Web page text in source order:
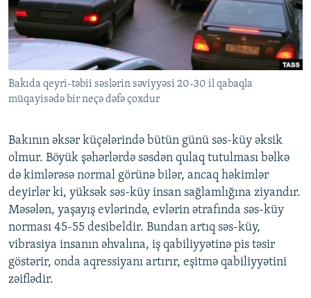
İNFOQRAFIKA
KARIKATURA
AZƏRBAYCAN ƏDƏBIYYATI KITABXANASI
İSLAM VƏ DEMOKRATIYA
İZ - MƏDƏNIYYƏT PROQRAMI
MISSIYAMIZ
PEŞƏ ETIKASI VƏ JURNALISTIKA STANDARTLARIMIZ
MATERIALLARIMIZDAN ISTIFADƏ
AZADLIQRADIOSU MOBIL TELEFONUNUZDA
XƏBƏR BÜLLETENLƏRIMIZ
BIZI IZLƏ
RFE/RL-in bütün saytları
Bakıda qeyri-təbii səslərin səviyyəsi 20-30 il qabaqla
müqayisədə bir neçə dəfə çoxdur
Bakının əksər küçələrində bütün günü səs-küy əksik
olmur. Böyük şəhərlərdə səsdən qulaq tutulması bəlkə
də kimlərəsə normal görünə bilər, ancaq həkimlər
deyirlər ki, yüksək səs-küy insan sağlamlığına ziyandır.
Məsələn, yaşayış evlərində, evlərin ətrafında səs-küy
norması 45-55 desibeldir. Bundan artıq səs-küy,
vibrasiya insanın əhvalına, iş qabiliyyətinə pis təsir
göstərir, onda aqressiyanı artırır, eşitmə qabiliyyətini
zəiflədir.